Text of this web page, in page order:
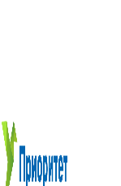
по ремонту и